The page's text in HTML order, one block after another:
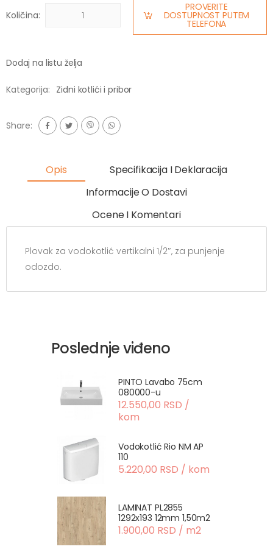
Količina:
PROVERITE
DOSTUPNOST PUTEM
TELEFONA
Dodaj na listu želja
Kategorija: Zidni kotlići i pribor
Share:
Opis
Specifikacija I Deklaracija
Informacije O Dostavi
Ocene I Komentari
Plovak za vodokotlić vertikalni 1/2″, za punjenje
odozdo.
Poslednje viđeno
PINTO Lavabo 75cm
080000-u
12.550,00 RSD /
kom
Vodokotlić Rio NM AP
110
5.220,00 RSD / kom
LAMINAT PL2855
1292x193 12mm 1,50m2
1.900,00 RSD / m2